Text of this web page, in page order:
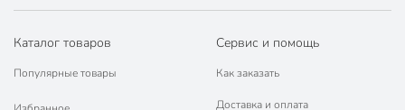
Каталог товаров
Популярные товары
Сервис и помощь
Как заказать
Доставка и оплата